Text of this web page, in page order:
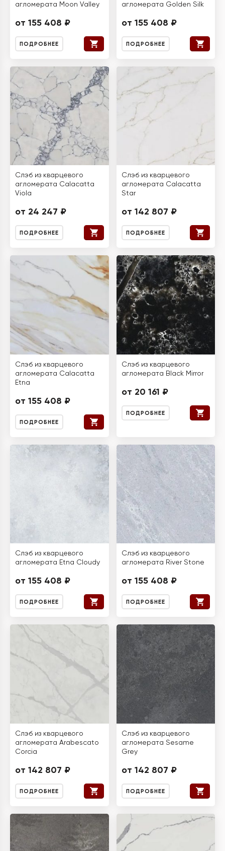
агломерата Moon Valley
от 155 408 ₽
ПОДРОБНЕЕ
агломерата Golden Silk
от 155 408 ₽
ПОДРОБНЕЕ
Слэб из кварцевого
агломерата Calacatta
Viola
от 24 247 ₽
ПОДРОБНЕЕ
Слэб из кварцевого
агломерата Calacatta
Star
от 142 807 ₽
ПОДРОБНЕЕ
Слэб из кварцевого
агломерата Calacatta
Etna
от 155 408 ₽
ПОДРОБНЕЕ
Слэб из кварцевого
агломерата Black Mirror
от 20 161 ₽
ПОДРОБНЕЕ
Слэб из кварцевого
агломерата Etna Cloudy
от 155 408 ₽
ПОДРОБНЕЕ
Слэб из кварцевого
агломерата River Stone
от 155 408 ₽
ПОДРОБНЕЕ
Слэб из кварцевого
агломерата Arabescato
Corcia
от 142 807 ₽
ПОДРОБНЕЕ
Слэб из кварцевого
агломерата Sesame
Grey
от 142 807 ₽
ПОДРОБНЕЕ